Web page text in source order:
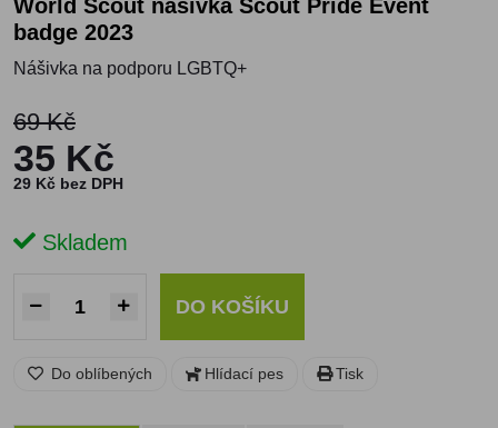
World Scout nášivka Scout Pride Event
badge 2023
Nášivka na podporu LGBTQ+
69 Kč
35 Kč
29 Kč bez DPH
Skladem
DO KOŠÍKU
Do oblíbených Hlídací pes Tisk